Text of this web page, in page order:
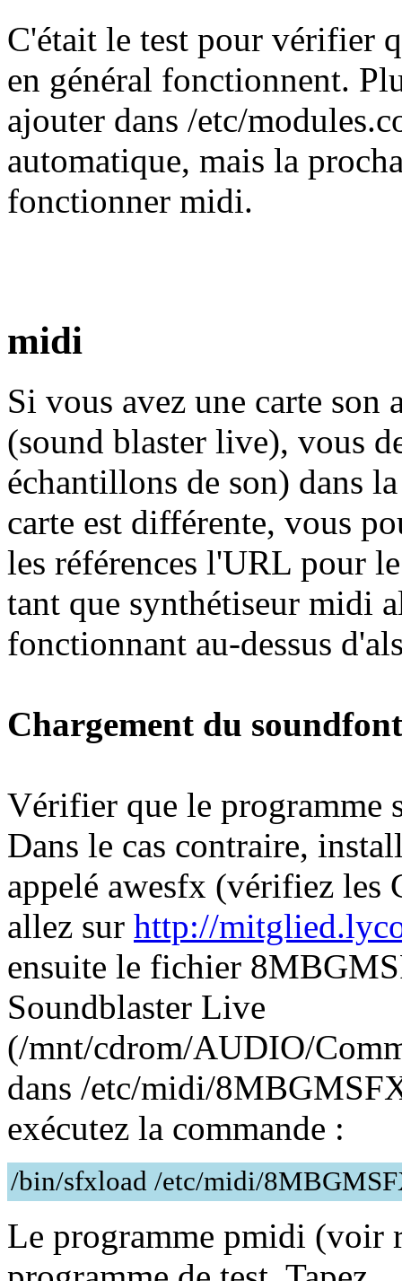
C'était le test pour vérifier
en général fonctionnent.
ajouter dans /etc/
automatique, mais la
fonctionner midi.
midi
Si vous avez une carte
(sound blaster live), vous
échantillons de son) dans
carte est différente, vous
les références l'URL pour
tant que synthétiseur midi
fonctionnant au-dessus
Chargement du soundfont
Vérifier que le programme
Dans le cas contraire,
appelé awesfx (vérifiez
allez sur http://
ensuite le fichier
Soundblaster Live
(/mnt/cdrom/AUDIO/
dans /etc/midi/
exécutez la commande :
/bin/sfxload /etc/midi/
Le programme pmidi (voir